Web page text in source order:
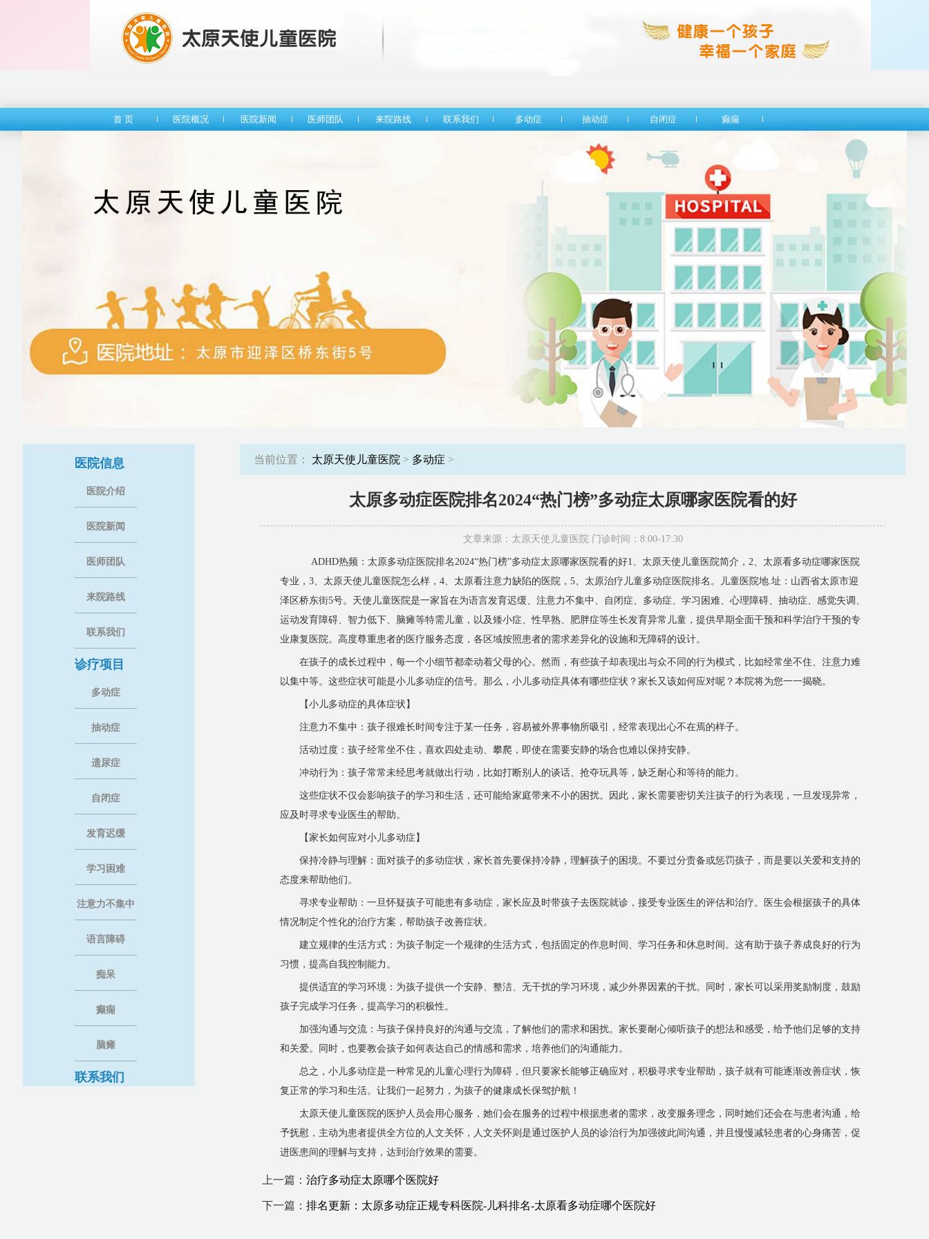
首 页 医院概况 医院新闻 医师团队 来院路线 联系我们 多动症 抽动症 自闭症 癫痫
医院信息
医院介绍
医院新闻
医师团队
来院路线
联系我们
诊疗项目
多动症
抽动症
遗尿症
自闭症
发育迟缓
学习困难
注意力不集中
语言障碍
痴呆
癫痫
脑瘫
联系我们
当前位置： 太原天使儿童医院 > 多动症 >
太原多动症医院排名2024“热门榜”多动症太原哪家医院看的好
文章来源：太原天使儿童医院 门诊时间：8:00-17:30
ADHD热频：太原多动症医院排名2024“热门榜”多动症太原哪家医院看的好1、太原天使儿童医院简介，2、太原看多动症哪家医院
专业，3、太原天使儿童医院怎么样，4、太原看注意力缺陷的医院，5、太原治疗儿童多动症医院排名。儿童医院地.址：山西省太原市迎
泽区桥东街5号。天使儿童医院是一家旨在为语言发育迟缓、注意力不集中、自闭症、多动症、学习困难、心理障碍、抽动症、感觉失调、
运动发育障碍、智力低下、脑瘫等特需儿童，以及矮小症、性早熟、肥胖症等生长发育异常儿童，提供早期全面干预和科学治疗干预的专
业康复医院。高度尊重患者的医疗服务态度，各区域按照患者的需求差异化的设施和无障碍的设计。
在孩子的成长过程中，每一个小细节都牵动着父母的心。然而，有些孩子却表现出与众不同的行为模式，比如经常坐不住、注意力难
以集中等。这些症状可能是小儿多动症的信号。那么，小儿多动症具体有哪些症状？家长又该如何应对呢？本院将为您一一揭晓。
【小儿多动症的具体症状】
注意力不集中：孩子很难长时间专注于某一任务，容易被外界事物所吸引，经常表现出心不在焉的样子。
活动过度：孩子经常坐不住，喜欢四处走动、攀爬，即使在需要安静的场合也难以保持安静。
冲动行为：孩子常常未经思考就做出行动，比如打断别人的谈话、抢夺玩具等，缺乏耐心和等待的能力。
这些症状不仅会影响孩子的学习和生活，还可能给家庭带来不小的困扰。因此，家长需要密切关注孩子的行为表现，一旦发现异常，
应及时寻求专业医生的帮助。
【家长如何应对小儿多动症】
保持冷静与理解：面对孩子的多动症状，家长首先要保持冷静，理解孩子的困境。不要过分责备或惩罚孩子，而是要以关爱和支持的
态度来帮助他们。
寻求专业帮助：一旦怀疑孩子可能患有多动症，家长应及时带孩子去医院就诊，接受专业医生的评估和治疗。医生会根据孩子的具体
情况制定个性化的治疗方案，帮助孩子改善症状。
建立规律的生活方式：为孩子制定一个规律的生活方式，包括固定的作息时间、学习任务和休息时间。这有助于孩子养成良好的行为
习惯，提高自我控制能力。
提供适宜的学习环境：为孩子提供一个安静、整洁、无干扰的学习环境，减少外界因素的干扰。同时，家长可以采用奖励制度，鼓励
孩子完成学习任务，提高学习的积极性。
加强沟通与交流：与孩子保持良好的沟通与交流，了解他们的需求和困扰。家长要耐心倾听孩子的想法和感受，给予他们足够的支持
和关爱。同时，也要教会孩子如何表达自己的情感和需求，培养他们的沟通能力。
总之，小儿多动症是一种常见的儿童心理行为障碍，但只要家长能够正确应对，积极寻求专业帮助，孩子就有可能逐渐改善症状，恢
复正常的学习和生活。让我们一起努力，为孩子的健康成长保驾护航！
太原天使儿童医院的医护人员会用心服务，她们会在服务的过程中根据患者的需求，改变服务理念，同时她们还会在与患者沟通，给
予抚慰，主动为患者提供全方位的人文关怀，人文关怀则是通过医护人员的诊治行为加强彼此间沟通，并且慢慢减轻患者的心身痛苦，促
进医患间的理解与支持，达到治疗效果的需要。
上一篇： 治疗多动症太原哪个医院好
下一篇： 排名更新：太原多动症正规专科医院-儿科排名-太原看多动症哪个医院好